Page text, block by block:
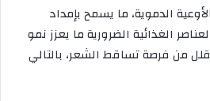
الدموية، ما يسمح بإمداد
الغذائية الضرورية ما يعزز نمو
من فرصة تساقط الشعر، بالتالي